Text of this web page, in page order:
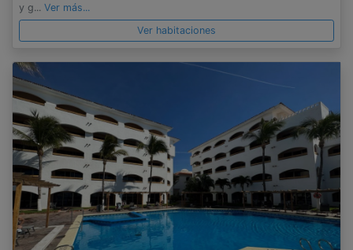
y g... Ver más...
Ver habitaciones